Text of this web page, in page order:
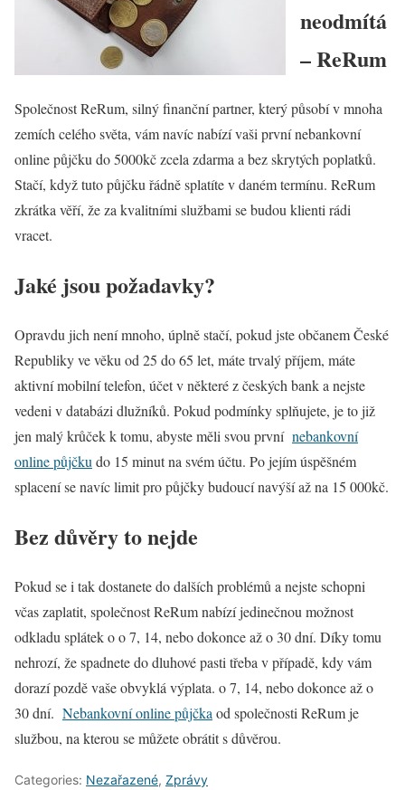
neodmítá
– ReRum
Společnost ReRum, silný finanční partner, který působí v mnoha
zemích celého světa, vám navíc nabízí vaši prvnínebankovní
online půjčku do 5000kč zcela zdarma a bez skrytých poplatků.
Stačí, když tuto půjčku řádně splatíte v daném termínu. ReRum
zkrátka věří, že za kvalitními službami se budou klienti rádi
vracet.
Jaké jsou požadavky?
Opravdu jich není mnoho, úplně stačí, pokud jste občanem České
Republiky ve věku od 25 do 65 let, máte trvalý příjem, máte
aktivní mobilní telefon, účet v některé z českých bank a nejste
vedeni v databázi dlužníků. Pokud podmínky splňujete, je to již
jen malý krůček k tomu, abyste měli svou první nebankovní
online půjčku do 15 minut na svém účtu. Po jejím úspěšném
splacení se navíc limit pro půjčky budoucí navýší až na 15 000kč.
Bez důvěry to nejde
Pokud se i tak dostanete do dalších problémů a nejste schopni
včas zaplatit, společnost ReRum nabízí jedinečnou možnost
odkladu splátek o o 7, 14, nebo dokonce až o 30 dní. Díky tomu
nehrozí, že spadnete do dluhové pasti třeba v případě, kdy vám
dorazí pozdě vaše obvyklá výplata. o 7, 14, nebo dokonce až o
30 dní. Nebankovní online půjčka od společnosti ReRum je
službou, na kterou se můžete obrátit s důvěrou.
Categories: Nezařazené, Zprávy